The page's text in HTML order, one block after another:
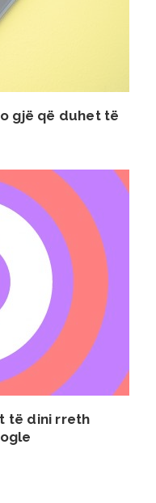
gjë që duhet të
të dini rreth